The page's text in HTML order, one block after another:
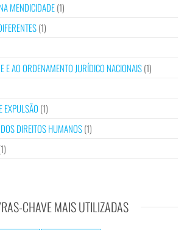
MENDICIDADE(1)
(1)
E AO ORDENAMENTO JURÍDICO NACIONAIS(1)
EXPULSÃO (1)
DIREITOS HUMANOS(1)
CHAVE MAIS UTILIZADAS